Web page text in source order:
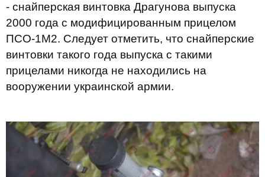
- снайперская винтовка Драгунова выпуска
2000 года с модифицированным прицелом
ПСО-1М2. Следует отметить, что снайперские
винтовки такого года выпуска с такими
прицелами никогда не находились на
вооружении украинской армии.